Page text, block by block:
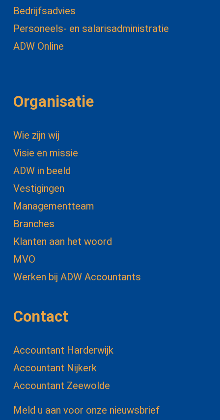
Bedrijfsadvies
Personeels- en salarisadministratie
ADW Online
Organisatie
Wie zijn wij
Visie en missie
ADW in beeld
Vestigingen
Managementteam
Branches
Klanten aan het woord
MVO
Werken bij ADW Accountants
Contact
Accountant Harderwijk
Accountant Nijkerk
Accountant Zeewolde
Meld u aan voor onze nieuwsbrief